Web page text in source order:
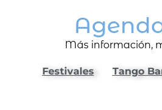
Más información,
Festivales Tango